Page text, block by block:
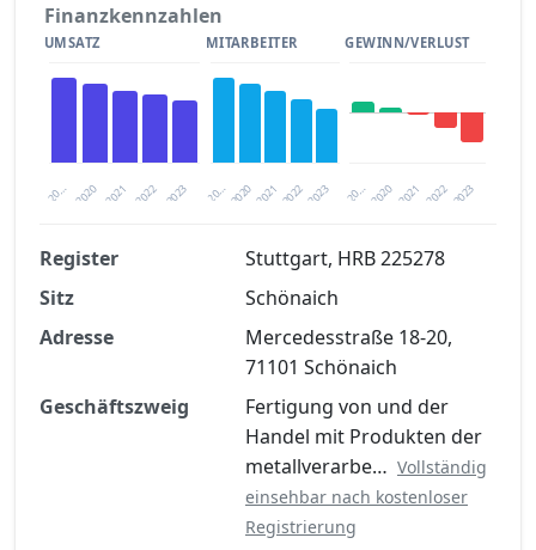
Finanzkennzahlen
UMSATZ
20… 2021 2023
2020 2022
MITARBEITER
20… 2021 2023
2020 2022
GEWINN/VERLUST
20… 2021 2023
2020 2022
Finanzkennzahlen nach kostenloser
Registrierung verfügbar
Jetzt kostenlos registrieren
Register
Stuttgart, HRB 225278
Sitz
Schönaich
Adresse
Mercedesstraße 18-20,
71101 Schönaich
Geschäftszweig
Fertigung von und der
Handel mit Produkten der
metallverarbe… Vollständig
einsehbar nach kostenloser
Registrierung